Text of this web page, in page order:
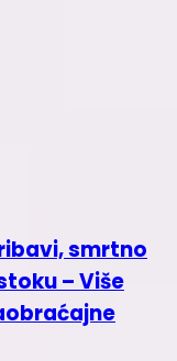
smrtno
– Više